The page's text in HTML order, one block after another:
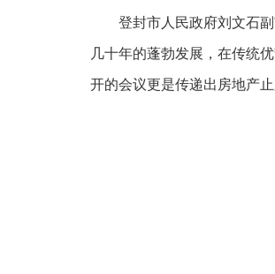
登封市人民政府刘文石
几十年的蓬勃发展，在传统
开的会议更是传递出房地产